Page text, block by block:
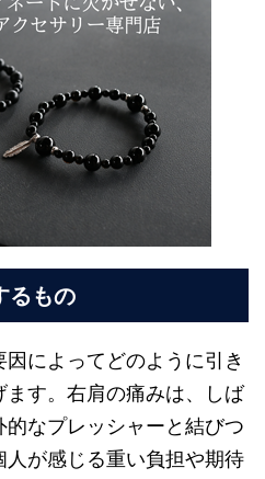
るもの
によってどのように引き
す。右肩の痛みは、しば
的なプレッシャーと結びつ
が感じる重い負担や期待